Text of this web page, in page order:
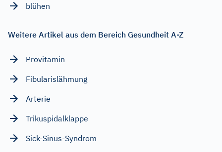
blühen
Weitere Artikel aus dem Bereich Gesundheit A-Z
Provitamin
Fibularislähmung
Arterie
Trikuspidalklappe
Sick-Sinus-Syndrom